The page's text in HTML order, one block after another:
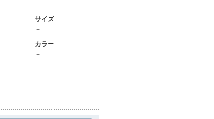
サイズ
－
カラー
－